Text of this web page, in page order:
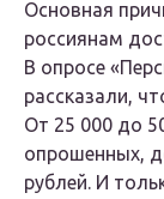
Основная
россиянам
В опросе
рассказали,
От 25 000 до
опрошенных,
рублей. И